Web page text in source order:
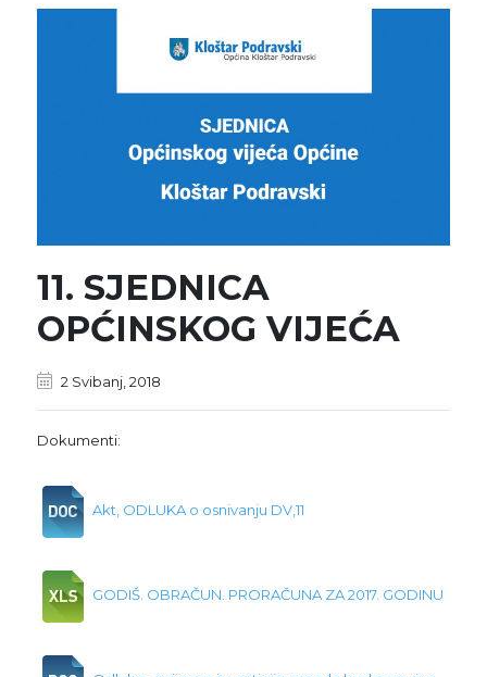
11. SJEDNICA
OPĆINSKOG VIJEĆA
2 Svibanj, 2018
Dokumenti:
Akt, ODLUKA o osnivanju DV,11
GODIŠ. OBRAČUN. PRORAČUNA ZA 2017. GODINU